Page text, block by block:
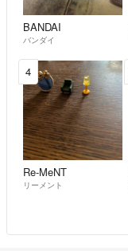
BANDAI
バンダイ
4
Re-MeNT
リーメント